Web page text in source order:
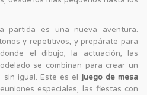
partida es una nueva aventura.
y repetitivos, y prepárate para
el dibujo, la actuación, las
se combinan para crear un
igual. Este es el juego de mesa
especiales, las fiestas con